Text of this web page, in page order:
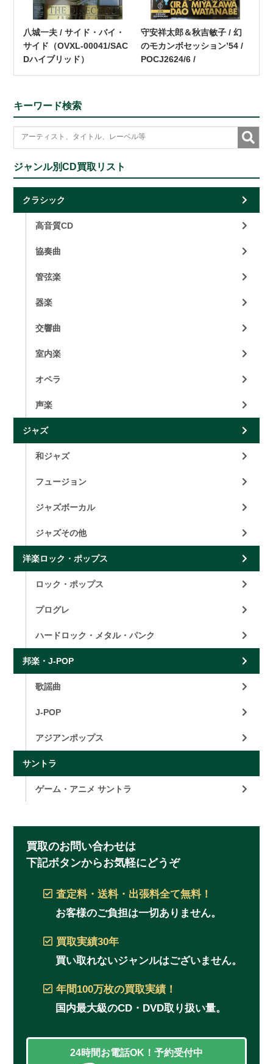
八城一夫 / サイド・バイ・
サイド（OVXL-00041/SAC
Dハイブリッド）
守安祥太郎＆秋吉敏子 / 幻
のモカンボセッション’54 /
POCJ2624/6 /
キーワード検索
ジャンル別CD買取リスト
クラシック
高音質CD
協奏曲
管弦楽
器楽
交響曲
室内楽
オペラ
声楽
ジャズ
和ジャズ
フュージョン
ジャズボーカル
ジャズその他
洋楽ロック・ポップス
ロック・ポップス
プログレ
ハードロック・メタル・パンク
邦楽・J-POP
歌謡曲
J-POP
アジアンポップス
サントラ
ゲーム・アニメ サントラ
買取のお問い合わせは
下記ボタンからお気軽にどうぞ
査定料・送料・出張料全て無料！
お客様のご負担は一切ありません。
買取実績30年
買い取れないジャンルはございません。
年間100万枚の買取実績！
国内最大級のCD・DVD取り扱い量。
24時間お電話OK！予約受付中